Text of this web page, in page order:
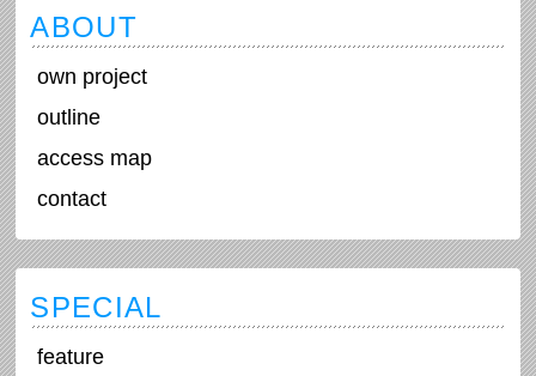
ABOUT
own project
outline
access map
contact
SPECIAL
feature